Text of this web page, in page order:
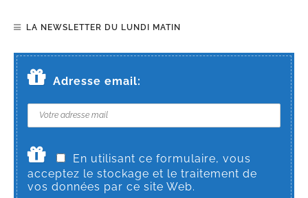
LA NEWSLETTER DU LUNDI MATIN
Adresse email:
En utilisant ce formulaire, vous
acceptez le stockage et le traitement de
vos données par ce site Web.